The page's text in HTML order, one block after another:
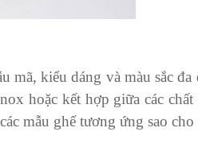
kiểu dáng và màu sắc
hoặc kết hợp giữa các
mẫu ghế tương ứng sao